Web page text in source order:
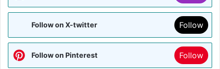
Follow on X-twitter Follow
Follow on Pinterest Follow